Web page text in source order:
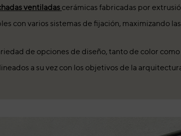
ventiladas cerámicas fabricadas por
con varios sistemas de fijación, maximizando
de opciones de diseño, tanto de color
a su vez con los objetivos de la